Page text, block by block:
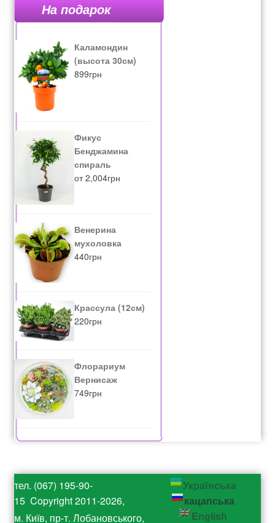
На подарок
Каламондин
(высота 30см)
899грн
Фикус
Бенджамина
спираль
от2,004грн
Венерина
мухоловка
440грн
Крассула (12см)
220грн
Флорариум
Вернисаж
749грн
тел. (067) 195-90-
15 Copyright 2011-2026,
м. Київ, пр-т. Лобановського,
Українська
кацапська
English